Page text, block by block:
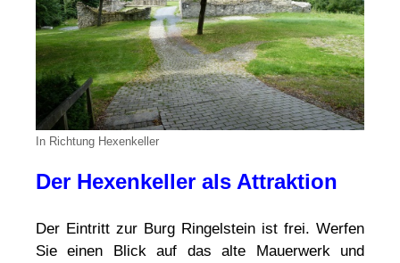
In Richtung Hexenkeller
Der Hexenkeller als Attraktion
Der Eintritt zur Burg Ringelstein ist frei. Werfen
Sie einen Blick auf das alte Mauerwerk und